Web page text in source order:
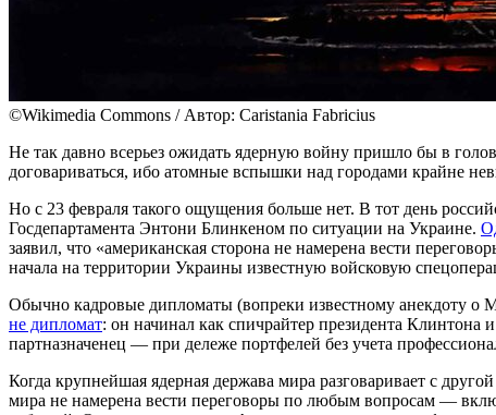
©Wikimedia Commons / Автор: Caristania Fabricius
Не так давно всерьез ожидать ядерную войну пришло бы в
договариваться, ибо атомные вспышки над городами крайне
Но с 23 февраля такого ощущения больше нет. В тот день
Госдепартамента Энтони Блинкеном по ситуации на Украине.
заявил, что «американская сторона не намерена вести
начала на территории Украины известную войсковую
Обычно кадровые дипломаты (вопреки известному анекдоту
не дипломат: он начинал как спичрайтер президента Клинтона
партназначенец — при дележе портфелей без учета
Когда крупнейшая ядерная держава мира разговаривает с
мира не намерена вести переговоры по любым вопросам —